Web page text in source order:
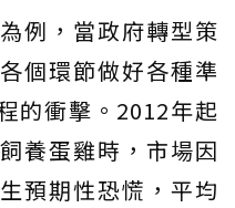
例，當政府轉型策
個環節做好各種準
的衝擊。2012年起
養蛋雞時，市場因
預期性恐慌，平均